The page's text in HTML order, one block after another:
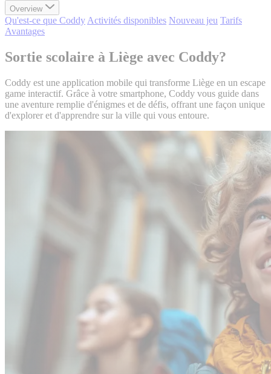
Overview
Qu'est-ce que Coddy Activités disponibles Nouveau jeu Tarifs
Avantages
Sortie scolaire à Liège avec Coddy?
Coddy est une application mobile qui transforme Liège en un escape
game interactif. Grâce à votre smartphone, Coddy vous guide dans
une aventure remplie d'énigmes et de défis, offrant une façon unique
d'explorer et d'apprendre sur la ville qui vous entoure.